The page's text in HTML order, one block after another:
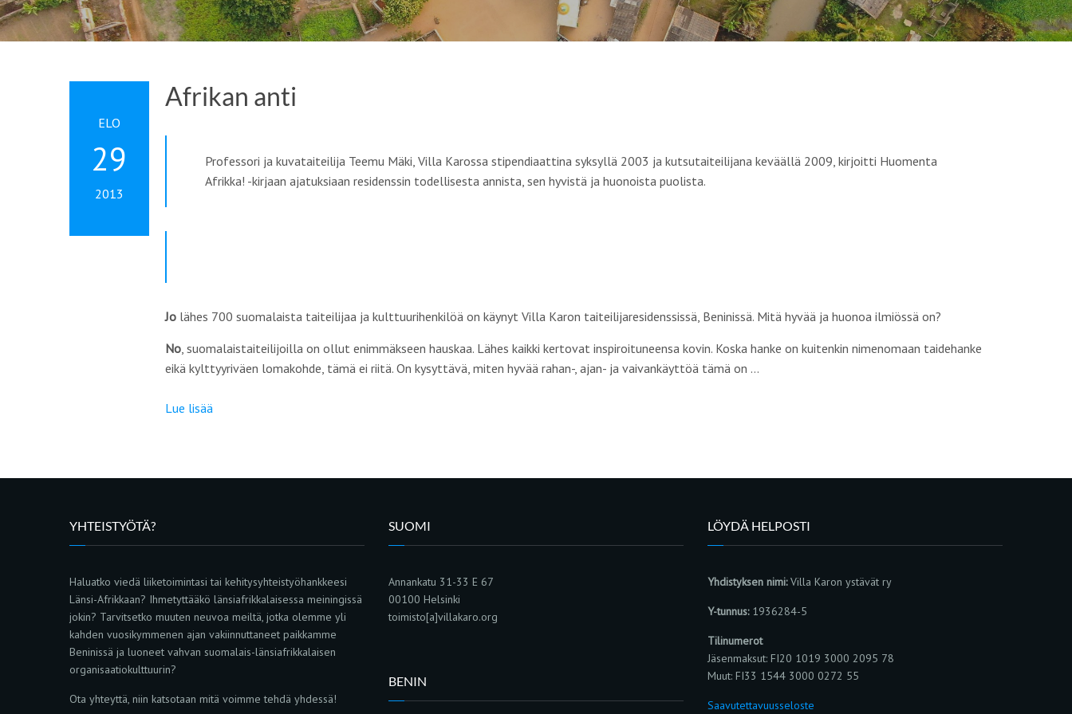
ELO
29
2013
Afrikan anti
Professori ja kuvataiteilija Teemu Mäki, Villa Karossa stipendiaattina syksyllä 2003 ja kutsutaiteilijana keväällä 2009, kirjoitti Huomenta
Afrikka! -kirjaan ajatuksiaan residenssin todellisesta annista, sen hyvistä ja huonoista puolista.
Jo lähes 700 suomalaista taiteilijaa ja kulttuurihenkilöä on käynyt Villa Karon taiteilijaresidenssissä, Beninissä. Mitä hyvää ja huonoa ilmiössä on?
No, suomalaistaiteilijoilla on ollut enimmäkseen hauskaa. Lähes kaikki kertovat inspiroituneensa kovin. Koska hanke on kuitenkin nimenomaan taidehanke
eikä kylttyyriväen lomakohde, tämä ei riitä. On kysyttävä, miten hyvää rahan-, ajan- ja vaivankäyttöä tämä on …
Lue lisää
YHTEISTYÖTÄ?
Haluatko viedä liiketoimintasi tai kehitysyhteistyöhankkeesi
Länsi-Afrikkaan? Ihmetyttääkö länsiafrikkalaisessa meiningissä
jokin? Tarvitsetko muuten neuvoa meiltä, jotka olemme yli
kahden vuosikymmenen ajan vakiinnuttaneet paikkamme
Beninissä ja luoneet vahvan suomalais-länsiafrikkalaisen
organisaatiokulttuurin?
Ota yhteyttä, niin katsotaan mitä voimme tehdä yhdessä!
SUOMI
Annankatu 31-33 E 67
00100 Helsinki
toimisto[a]villakaro.org
BENIN
LÖYDÄ HELPOSTI
Yhdistyksen nimi:Villa Karon ystävät ry
Y-tunnus:1936284-5
Tilinumerot
Jäsenmaksut: FI20 1019 3000 2095 78
Muut: FI33 1544 3000 0272 55
Saavutettavuusseloste